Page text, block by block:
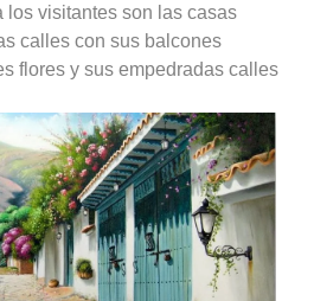
los visitantes son las casas
calles con sus balcones
flores y sus empedradas calles